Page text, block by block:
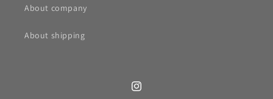
About company
About shipping
Instagram